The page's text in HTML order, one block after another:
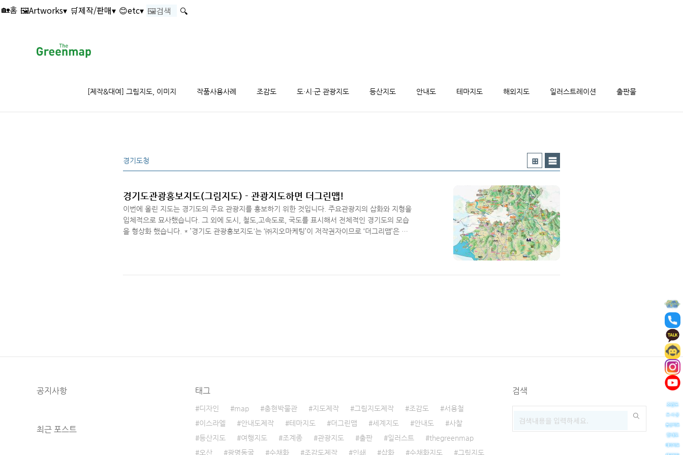
🏡홈 🖼️Artworks▾ 🛒제작/판매▾ 😊etc▾ 🔍
[제작&대여] 그림지도, 이미지 작품사용사례 조감도 도·시·군 관광지도 등산지도 안내도 테마지도 해외지도 일러스트레이션 출판물
경기도청
경기도관광홍보지도(그림지도) - 관광지도하면 더그린맵!
이번에 올린 지도는 경기도의 주요 관광지를 홍보하기 위한 것입니다. 주요관광지의 삽화와 지형을
입체적으로 묘사했습니다. 그 외에 도시, 철도,고속도로, 국도를 표시해서 전체적인 경기도의 모습
을 형상화 했습니다. * ’경기도 관광홍보지도'는 ‘㈜지오마케팅’이 저작권자이므로 ‘더그리맵’은 포
공지사항
최근 포스트
태그
디자인 map 충현박물관 지도제작 그림지도제작 조감도
서용철
이스라엘
안내도제작 테마지도 더그린맵 세계지도 안내도
사찰
등산지도
여행지도 조계종 관광지도 출판 일러스트
thegreenmap
오산
광명동굴 수채화 조감도제작 인쇄 삽화 수채화지도 그림지도
검색